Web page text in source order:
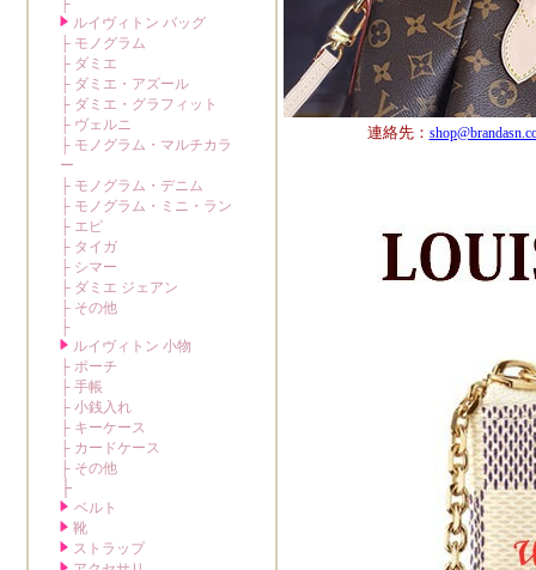
連絡先：